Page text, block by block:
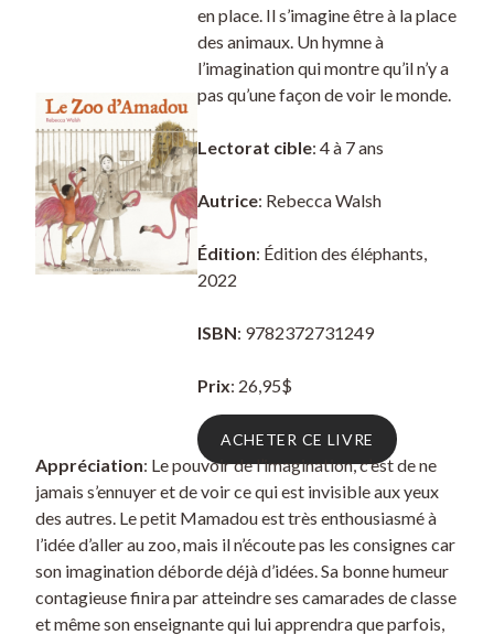
en place. Il s’imagine être à la place
des animaux. Un hymne à
l’imagination qui montre qu’il n’y a
pas qu’une façon de voir le monde.
Lectorat cible: 4 à 7 ans
Autrice: Rebecca Walsh
Édition: Édition des éléphants,
2022
ISBN: 9782372731249
Prix: 26,95$
ACHETER CE LIVRE
Appréciation: Le pouvoir de l’imagination, c’est de ne
jamais s’ennuyer et de voir ce qui est invisible aux yeux
des autres. Le petit Mamadou est très enthousiasmé à
l’idée d’aller au zoo, mais il n’écoute pas les consignes car
son imagination déborde déjà d’idées. Sa bonne humeur
contagieuse finira par atteindre ses camarades de classe
et même son enseignante qui lui apprendra que parfois,